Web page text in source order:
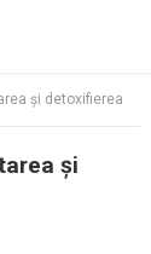
și detoxifierea
și